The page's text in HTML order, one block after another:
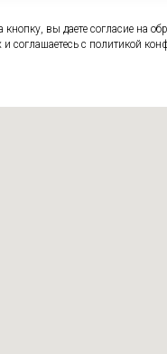
вы даете согласие на
соглашаетесь c политикой